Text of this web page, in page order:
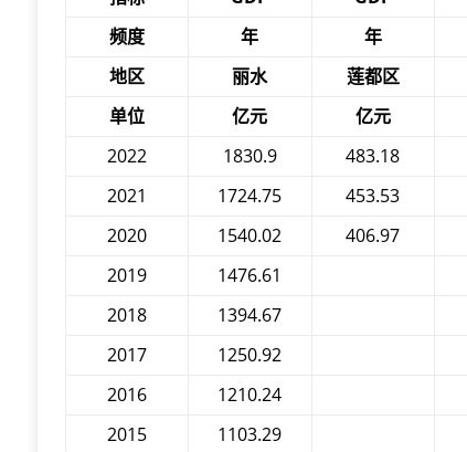
频度
年 年
地区
丽水 莲都区
单位
亿元 亿元
2022
1830.9 483.18
2021
1724.75 453.53
2020
1540.02 406.97
2019
1476.61
2018
1394.67
2017
1250.92
2016
1210.24
2015
1103.29